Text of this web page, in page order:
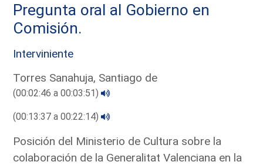
Pregunta oral al Gobierno en
Comisión.
Interviniente
Torres Sanahuja, Santiago de
(00:02:46 a 00:03:51)
(00:13:37 a 00:22:14)
Posición del Ministerio de Cultura sobre la
colaboración de la Generalitat Valenciana en la